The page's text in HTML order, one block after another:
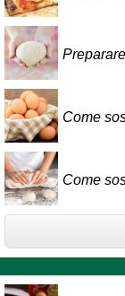
Come
Come